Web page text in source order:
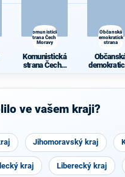
Komunistická
strana Čech a
Moravy
Komunistická
strana Čech a
Občanská
strana
ve vašem kraji?
Jihomoravský kraj
kraj Liberecký kraj